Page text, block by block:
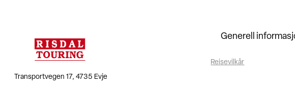
Transportvegen 17, 4735 Evje
Generell
Reisevilkår